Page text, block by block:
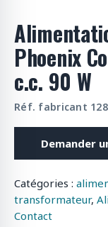
Phoenix
c.c. 90 W
Réf. fabricant
Demander
Catégories :
transformateur,
Contact